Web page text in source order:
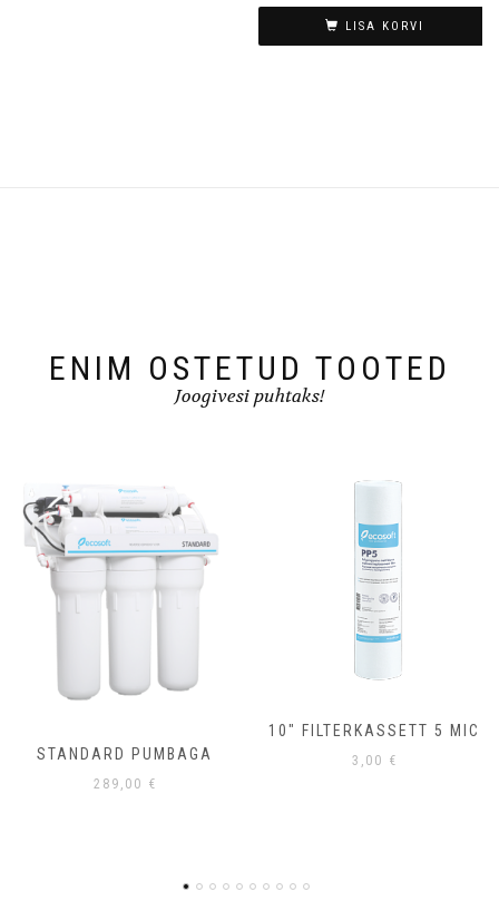
LISA KORVI
ENIM OSTETUD TOOTED
Joogivesi puhtaks!
10″ FILTERKASSETT 5 MIC
3,00 10″